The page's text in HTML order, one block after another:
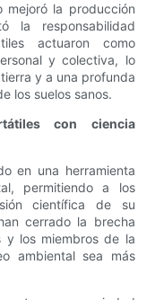
mejoró la producción
la responsabilidad
actuaron como
y colectiva, lo
y a una profunda
los suelos sanos.
con ciencia
en una herramienta
permitiendo a los
científica de su
cerrado la brecha
y los miembros de la
ambiental sea más